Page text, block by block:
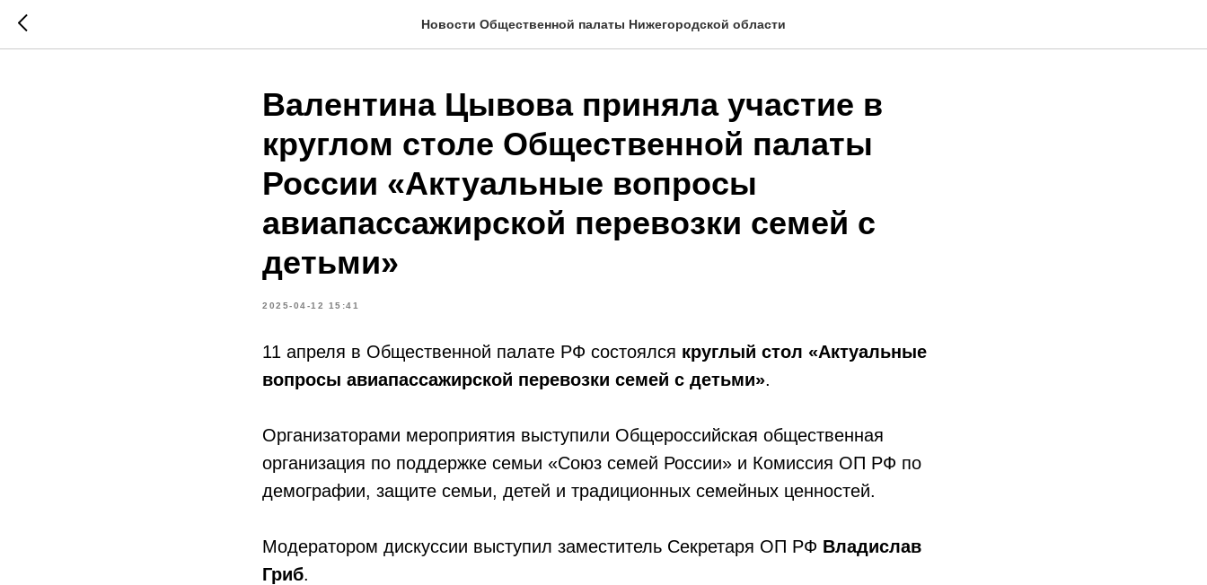
Новости Общественной палаты Нижегородской области
Валентина Цывова приняла участие в
круглом столе Общественной палаты
России «Актуальные вопросы
авиапассажирской перевозки семей с
детьми»
2025-04-12 15:41
11 апреля в Общественной палате РФ состоялся круглый стол «Актуальные
вопросы авиапассажирской перевозки семей с детьми».
Организаторами мероприятия выступили Общероссийская общественная
организация по поддержке семьи «Союз семей России» и Комиссия ОП РФ по
демографии, защите семьи, детей и традиционных семейных ценностей.
Модератором дискуссии выступил заместитель Секретаря ОП РФ Владислав
Гриб.